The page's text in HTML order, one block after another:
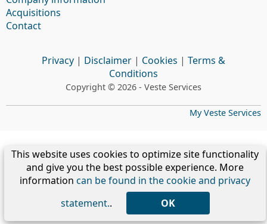
Acquisitions
Contact
Privacy | Disclaimer | Cookies | Terms &
Conditions
Copyright © 2026 - Veste Services
My Veste Services
This website uses cookies to optimize site functionality
and give you the best possible experience. More
informationcan be found in the cookie and privacy
statement.. OK